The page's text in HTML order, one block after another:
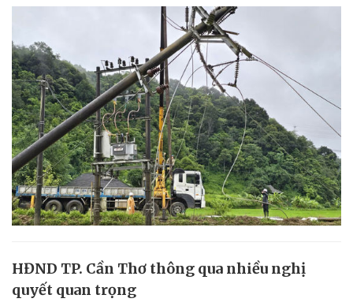
HĐND TP. Cần Thơ thông qua nhiều nghị
quyết quan trọng